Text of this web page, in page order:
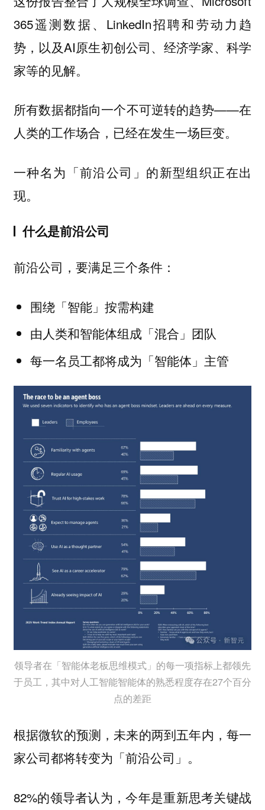
365遥测数据、LinkedIn招聘和劳动力趋
势，以及AI原生初创公司、经济学家、科学
家等的见解。
所有数据都指向一个不可逆转的趋势——在
人类的工作场合，已经在发生一场巨变。
一种名为「前沿公司」的新型组织正在出
现。
什么是前沿公司
前沿公司，要满足三个条件：
围绕「智能」按需构建
由人类和智能体组成「混合」团队
每一名员工都将成为「智能体」主管
领导者在「智能体老板思维模式」的每一项指标上都领先
于员工，其中对人工智能智能体的熟悉程度存在27个百分
点的差距
根据微软的预测，未来的两到五年内，每一
家公司都将转变为「前沿公司」。
82%的领导者认为，今年是重新思考关键战